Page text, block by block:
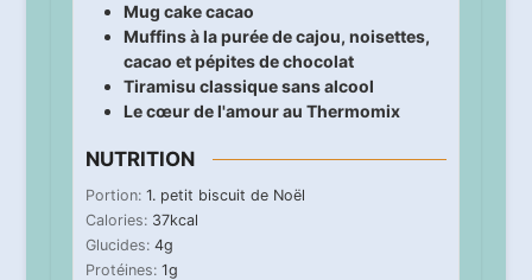
Mug cake cacao
Muffins à la purée de cajou, noisettes,
cacao et pépites de chocolat
Tiramisu classique sans alcool
Le cœur de l'amour au Thermomix
NUTRITION
Portion: 1. petit biscuit de Noël
Calories: 37kcal
Glucides: 4g
Protéines: 1g